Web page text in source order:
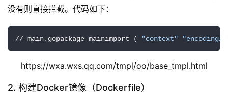
没有则直接拦截。代码如下：
// main.gopackage mainimport ( "context" "encoding/
https://wxa.wxs.qq.com/tmpl/oo/base_tmpl.html
2. 构建Docker镜像（Dockerfile）